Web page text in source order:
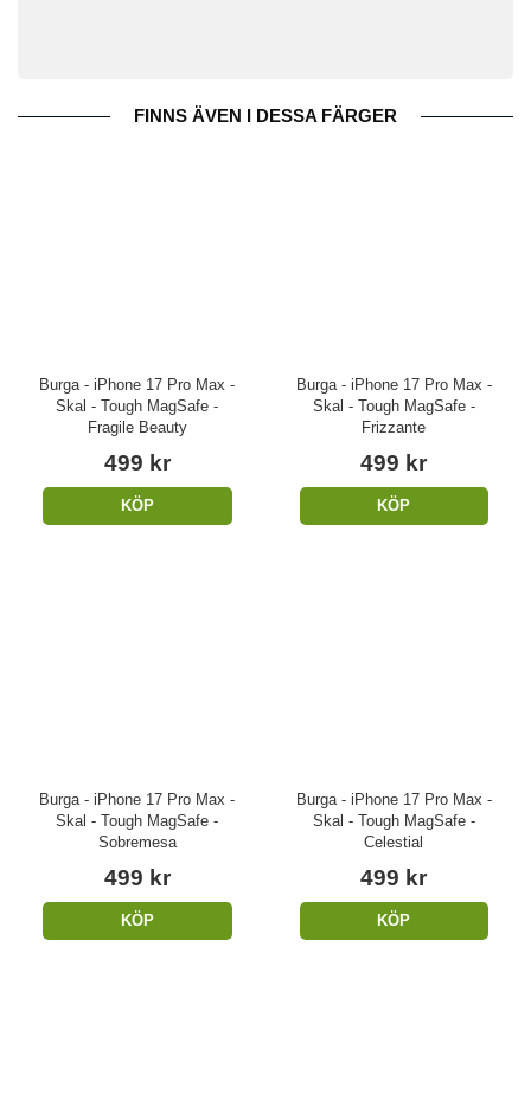
FINNS ÄVEN I DESSA FÄRGER
Burga - iPhone 17 Pro Max -
Skal - Tough MagSafe -
Fragile Beauty
499 kr
KÖP
Burga - iPhone 17 Pro Max -
Skal - Tough MagSafe -
Frizzante
499 kr
KÖP
Burga - iPhone 17 Pro Max -
Skal - Tough MagSafe -
Sobremesa
499 kr
KÖP
Burga - iPhone 17 Pro Max -
Skal - Tough MagSafe -
Celestial
499 kr
KÖP